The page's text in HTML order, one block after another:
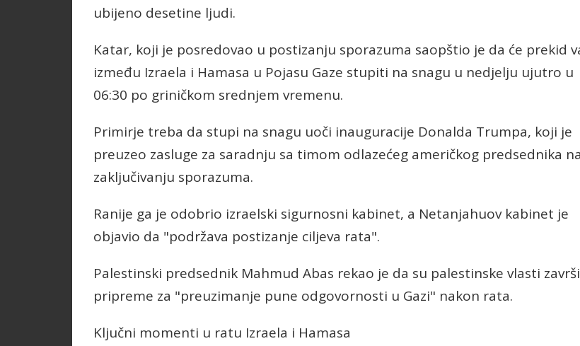
ubijeno desetine ljudi.
Katar, koji je posredovao u postizanju sporazuma saopštio je da će prekid
između Izraela i Hamasa u Pojasu Gaze stupiti na snagu u nedjelju ujutro u
06:30 po griničkom srednjem vremenu.
Primirje treba da stupi na snagu uoči inauguracije Donalda Trumpa, koji je
preuzeo zasluge za saradnju sa timom odlazećeg američkog predsednika na
zaključivanju sporazuma.
Ranije ga je odobrio izraelski sigurnosni kabinet, a Netanjahuov kabinet je
objavio da "podržava postizanje ciljeva rata".
Palestinski predsednik Mahmud Abas rekao je da su palestinske vlasti
pripreme za "preuzimanje pune odgovornosti u Gazi" nakon rata.
Ključni momenti u ratu Izraela i Hamasa